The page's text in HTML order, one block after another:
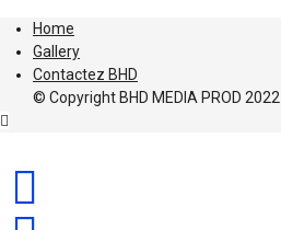
Home
Gallery
Contactez BHD
© Copyright BHD MEDIA PROD 2022